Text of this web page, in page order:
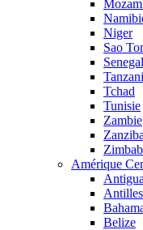
Niger
Sao
Senegal
Tchad
Tunisie
Zambie
Amérique
Belize